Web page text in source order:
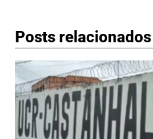
Posts relacionados